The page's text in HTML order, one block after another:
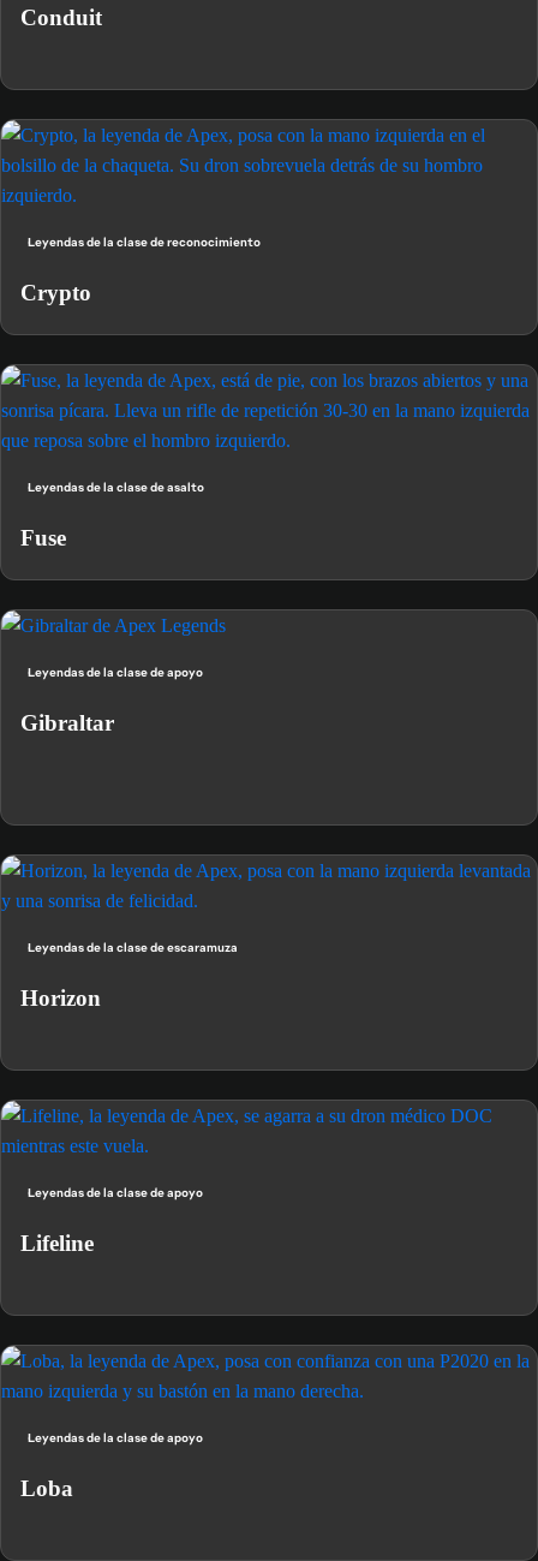
Conduit
Leyendas de la clase de reconocimiento
Crypto
Leyendas de la clase de asalto
Fuse
Leyendas de la clase de apoyo
Gibraltar
Leyendas de la clase de escaramuza
Horizon
Leyendas de la clase de apoyo
Lifeline
Leyendas de la clase de apoyo
Loba